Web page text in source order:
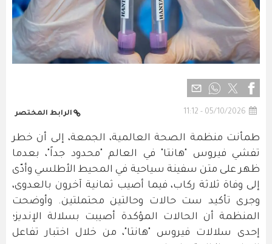
05/10/2026 - 11:12 الرابط المختصر
طمأنت منظمة الصحة العالمية، الجمعة، إلى أن خطر
تفشي فيروس "هانتا" في العالم "محدود جداً"، بعدما
ظهر على متن سفينة سياحية في المحيط الأطلسي وأدّى
إلى وفاة ثلاثة ركاب، فيما أصيب ثمانية آخرون بالعدوى،
وجرى تأكيد ست حالات وحالتين محتملتين. وأوضحت
المنظمة أن الحالات المؤكدة أصيبت بسلالة الإنديز؛
إحدى سلالات فيروس "هانتا"، من خلال اختبار تفاعل